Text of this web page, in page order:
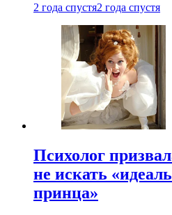
2 года спустя2 года спустя
Психолог
не искать
принца»